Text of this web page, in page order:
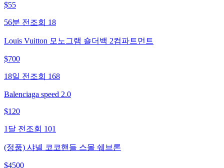
$55
56분 전 조회 18
Louis Vuitton 모노그램 숄더백 2컴파트먼트
$700
18일 전 조회 168
Balenciaga speed 2.0
$120
1달 전 조회 101
(정품) 샤넬 코코핸들 스몰 쉐브론
$4500